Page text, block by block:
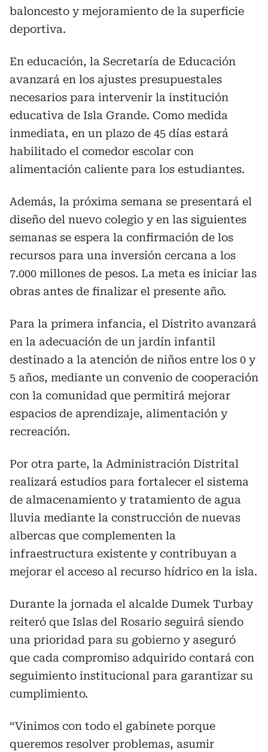
baloncesto y mejoramiento de la superficie
deportiva.
En educación, la Secretaría de Educación
avanzará en los ajustes presupuestales
necesarios para intervenir la institución
educativa de Isla Grande. Como medida
inmediata, en un plazo de 45 días estará
habilitado el comedor escolar con
alimentación caliente para los estudiantes.
Además, la próxima semana se presentará el
diseño del nuevo colegio y en las siguientes
semanas se espera la confirmación de los
recursos para una inversión cercana a los
7.000 millones de pesos. La meta es iniciar las
obras antes de finalizar el presente año.
Para la primera infancia, el Distrito avanzará
en la adecuación de un jardín infantil
destinado a la atención de niños entre los 0 y
5 años, mediante un convenio de cooperación
con la comunidad que permitirá mejorar
espacios de aprendizaje, alimentación y
recreación.
Por otra parte, la Administración Distrital
realizará estudios para fortalecer el sistema
de almacenamiento y tratamiento de agua
lluvia mediante la construcción de nuevas
albercas que complementen la
infraestructura existente y contribuyan a
mejorar el acceso al recurso hídrico en la isla.
Durante la jornada el alcalde Dumek Turbay
reiteró que Islas del Rosario seguirá siendo
una prioridad para su gobierno y aseguró
que cada compromiso adquirido contará con
seguimiento institucional para garantizar su
cumplimiento.
“Vinimos con todo el gabinete porque
queremos resolver problemas, asumir